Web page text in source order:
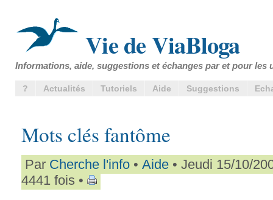
Vie de ViaBloga
Informations, aide, suggestions et échanges par et pour les
? Actualités Tutoriels Aide Suggestions
Mots clés fantôme
Par Cherche l'info • Aide • Jeudi 15/10/
4441 fois •